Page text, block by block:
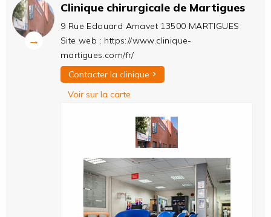
→
Clinique chirurgicale de Martigues
9 Rue Edouard Amavet 13500 MARTIGUES
Site web : https://www.clinique-
martigues.com/fr/
Contacter la clinique >
Voir sur la carte